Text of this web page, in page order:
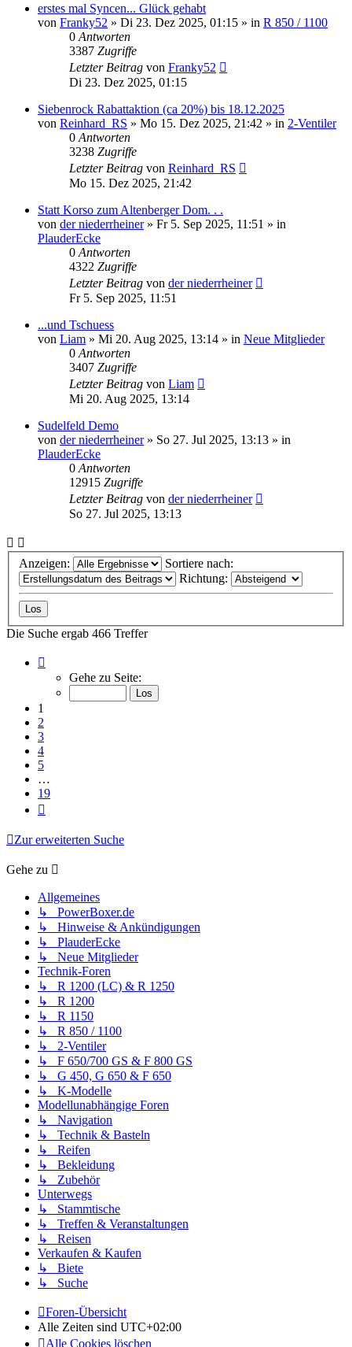
erstes mal Syncen... Glück gehabt
von Franky52 » Di 23. Dez 2025, 01:15 » in R 850 / 1100
0 Antworten
3387 Zugriffe
Letzter Beitrag von Franky52
Di 23. Dez 2025, 01:15
Siebenrock Rabattaktion (ca 20%) bis 18.12.2025
von Reinhard_RS » Mo 15. Dez 2025, 21:42 » in 2-Ventiler
0 Antworten
3238 Zugriffe
Letzter Beitrag von Reinhard_RS
Mo 15. Dez 2025, 21:42
Statt Korso zum Altenberger Dom. . .
von der niederrheiner» Fr 5. Sep 2025, 11:51 » in
PlauderEcke
0 Antworten
4322 Zugriffe
Letzter Beitrag von der niederrheiner
Fr 5. Sep 2025, 11:51
...und Tschuess
von Liam » Mi 20. Aug 2025, 13:14 » in Neue Mitglieder
0 Antworten
3407 Zugriffe
Letzter Beitrag von Liam
Mi 20. Aug 2025, 13:14
Sudelfeld Demo
von der niederrheiner» So 27. Jul 2025, 13:13 » in
PlauderEcke
0 Antworten
12915 Zugriffe
Letzter Beitrag von der niederrheiner
So 27. Jul 2025, 13:13
Anzeigen:
Sortiere nach:
Richtung:
Die Suche ergab 466 Treffer
von
Gehe zu Seite:
1
2
3
4
5
…
19
Zur erweiterten Suche
Gehe zu
Allgemeines
↳ PowerBoxer.de
↳ Hinweise & Ankündigungen
↳ PlauderEcke
↳ Neue Mitglieder
Technik-Foren
↳ R 1200 (LC) & R 1250
↳ R 1200
↳ R 1150
↳ R 850 / 1100
↳ 2-Ventiler
↳ F 650/700 GS & F 800 GS
↳ G 450, G 650 & F 650
↳ K-Modelle
Modellunabhängige Foren
↳ Navigation
↳ Technik & Basteln
↳ Reifen
↳ Bekleidung
↳ Zubehör
Unterwegs
↳ Stammtische
↳ Treffen & Veranstaltungen
↳ Reisen
Verkaufen & Kaufen
↳ Biete
↳ Suche
Foren-Übersicht
Alle Zeiten sind UTC+02:00
Alle Cookies löschen